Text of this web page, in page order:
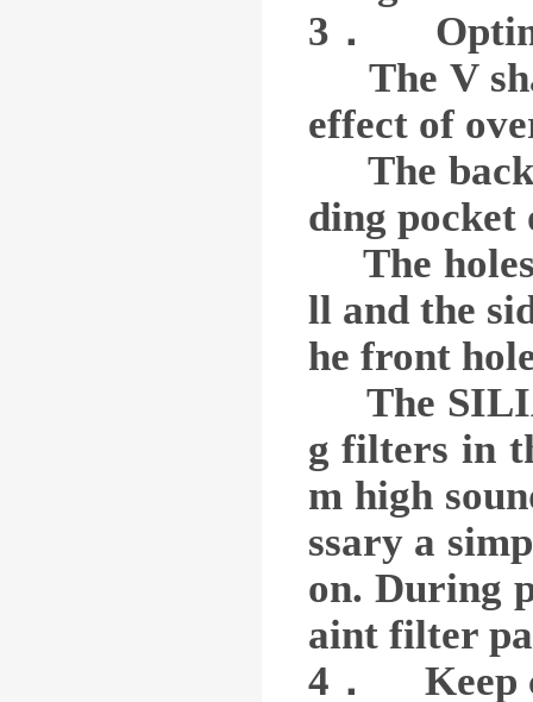
3．
The V
effect of
The back
ding
The holes
ll and the
he front
The
g filters in
m high
ssary a
on. During
aint filter
4． Keep